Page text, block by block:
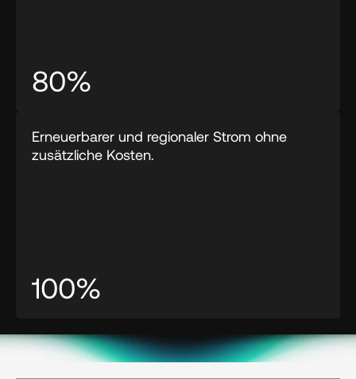
80%
Erneuerbarer und regionaler Strom ohne
zusätzliche Kosten.
100%